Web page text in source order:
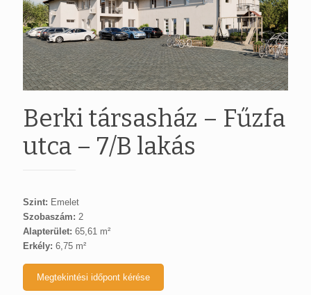
Berki társasház – Fűzfa
utca – 7/B lakás
Szint: Emelet
Szobaszám: 2
Alapterület: 65,61 m²
Erkély: 6,75 m²
Megtekintési időpont kérése